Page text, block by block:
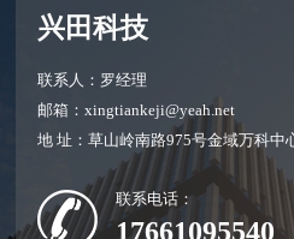
兴田科技
联系人：罗经理
邮箱：xingtiankeji@yeah.net
地 址：草山岭南路975号金域万科中
联系电话：
17661095540